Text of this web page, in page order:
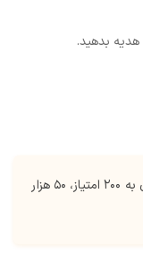
بدهید.
«تبریک! شما ۱۵۰ امتیاز جمع کردید. با رسیدن به ۲۰۰ امتیاز، ۵۰ هزار